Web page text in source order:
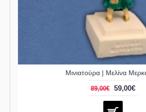
Μινιατούρα | Μελίνα
89,00€ 59,00€